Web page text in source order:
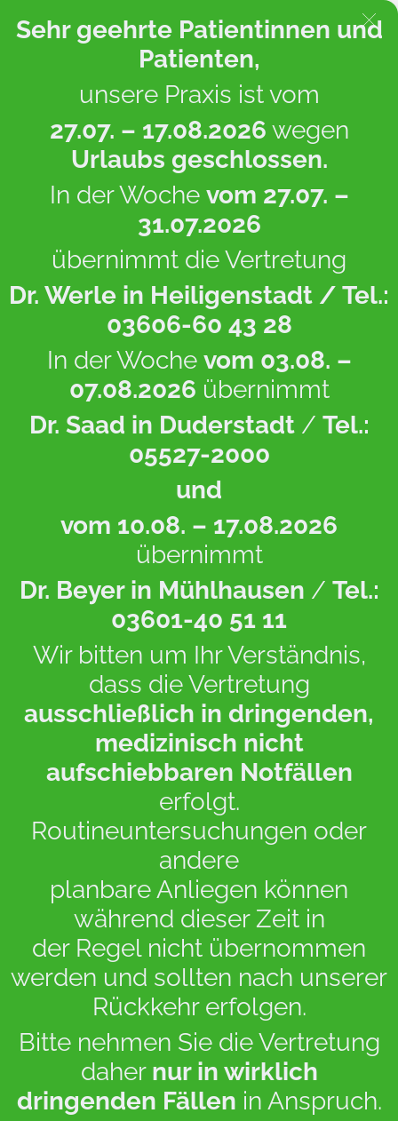
Sehr geehrte Patientinnen und
Patienten,
unsere Praxis ist vom
27.07. – 17.08.2026 wegen
Urlaubs geschlossen.
In der Woche vom 27.07. –
31.07.2026
übernimmt die Vertretung
Dr. Werle in Heiligenstadt / Tel.:
03606-60 43 28
In der Woche vom 03.08. –
07.08.2026 übernimmt
Dr. Saad in Duderstadt/ Tel.:
05527-2000
und
vom 10.08. – 17.08.2026
übernimmt
Dr. Beyer in Mühlhausen / Tel.:
03601-40 51 11
Wir bitten um Ihr Verständnis,
dass die Vertretung
ausschließlich in dringenden,
medizinisch nicht
aufschiebbaren Notfällen
erfolgt.
Routineuntersuchungen oder
andere
planbare Anliegen können
während dieser Zeit in
der Regel nicht übernommen
werden und sollten nach unserer
Rückkehr erfolgen.
Bitte nehmen Sie die Vertretung
daher nur in wirklich
dringenden Fällen in Anspruch.
/ Footer Kontaktseite
Anfahrt Zur Online-Terminbuchung
Anfahrt Zur Online-Terminbuchung
Unser Kontakt
Petristraße 55
37308 Heilbad Heiligenstadt
Telefon:03606 . 50 91 65 0
Fax: 03606 . 50 91 65 1
info@hno-praxis-heiligenstadt.de